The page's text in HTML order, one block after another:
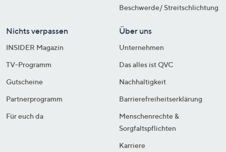
Beschwerde/ Streitschlichtung
Nichts verpassen
INSIDER Magazin
TV-Programm
Gutscheine
Partnerprogramm
Für euch da
Über uns
Unternehmen
Das alles ist QVC
Nachhaltigkeit
Barrierefreiheitserklärung
Menschenrechte &
Sorgfaltspflichten
Karriere